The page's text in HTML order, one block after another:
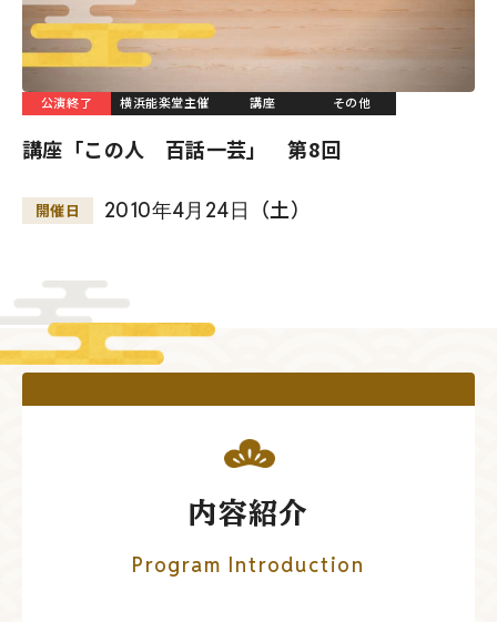
公演終了 横浜能楽堂主催 講座 その他
講座「この人 百話一芸」 第8回
開催日 2010年4月 24日 （土）
内容紹介
Program Introduction